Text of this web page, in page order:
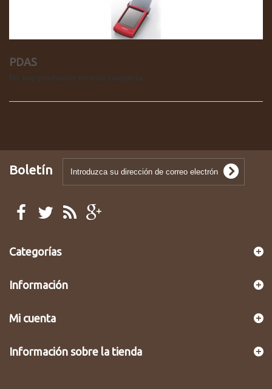
PDAS
Boletín
Categorías
Información
Mi cuenta
Información sobre la tienda